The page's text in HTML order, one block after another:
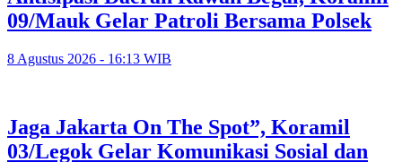
09/Mauk Gelar Patroli Bersama Polsek
8 Agustus 2026 - 16:13 WIB
Jaga Jakarta On The Spot”, Koramil
03/Legok Gelar Komunikasi Sosial dan